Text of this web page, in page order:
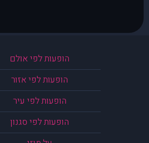
הופעות לפי אולם
הופעות לפי אזור
הופעות לפי עיר
הופעות לפי סגנון